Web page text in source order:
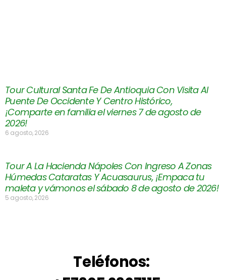
Tour Cultural Santa Fe De Antioquia Con Visita Al
Puente De Occidente Y Centro Histórico,
¡Comparte en familia el viernes 7 de agosto de
2026!
6 agosto, 2026
Tour A La Hacienda Nápoles Con Ingreso A Zonas
Húmedas Cataratas Y Acuasaurus, ¡Empaca tu
maleta y vámonos el sábado 8 de agosto de 2026!
5 agosto, 2026
Teléfonos: